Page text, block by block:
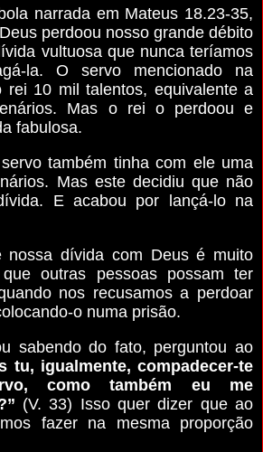
narrada em Mateus 18.23-35,
perdoou nosso grande débito
vultuosa que nunca teríamos
la. O servo mencionado na
rei 10 mil talentos, equivalente a
Mas o rei o perdoou e
fabulosa.
também tinha com ele uma
Mas este decidiu que não
E acabou por lançá-lo na
nossa dívida com Deus é muito
outras pessoas possam ter
nos recusamos a perdoar
o numa prisão.
sabendo do fato, perguntou ao
tu, igualmente, compadecer-te
como também eu me
(V. 33) Isso quer dizer que ao
fazer na mesma proporção